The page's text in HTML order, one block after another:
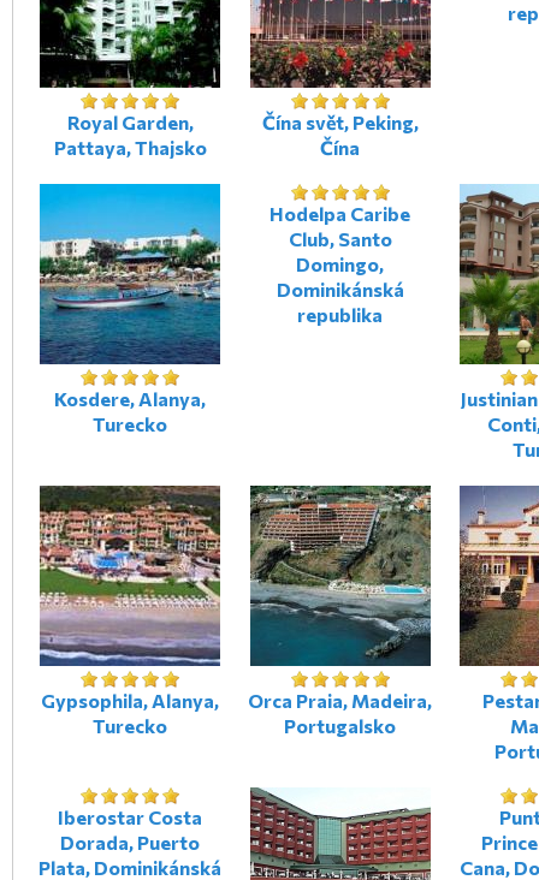
Royal Garden,
Pattaya, Thajsko
Čína svět, Peking,
Čína
Kosdere, Alanya,
Turecko
Hodelpa Caribe
Club, Santo
Domingo,
Dominikánská
republika
Gypsophila, Alanya,
Turecko
Orca Praia, Madeira,
Portugalsko
Iberostar Costa
Dorada, Puerto
Plata, Dominikánská
Cana,